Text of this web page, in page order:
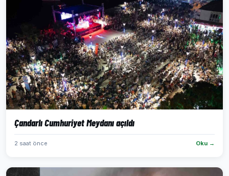
Çandarlı Cumhuriyet Meydanı açıldı
2 saat önce Oku →